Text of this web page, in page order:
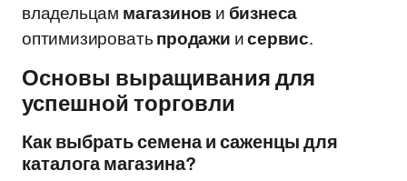
владельцам магазинов ибизнеса
оптимизироватьпродажи исервис.
Основы выращивания для
успешной торговли
Как выбрать семена и саженцы для
каталога магазина?